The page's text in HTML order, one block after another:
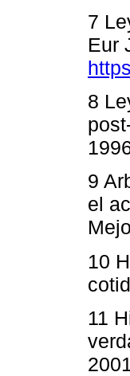
7
Eur
8
9
el
10
11